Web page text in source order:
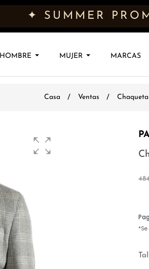
✦ SUMMER
HOMBRE MUJER MARCAS
Casa Ventas